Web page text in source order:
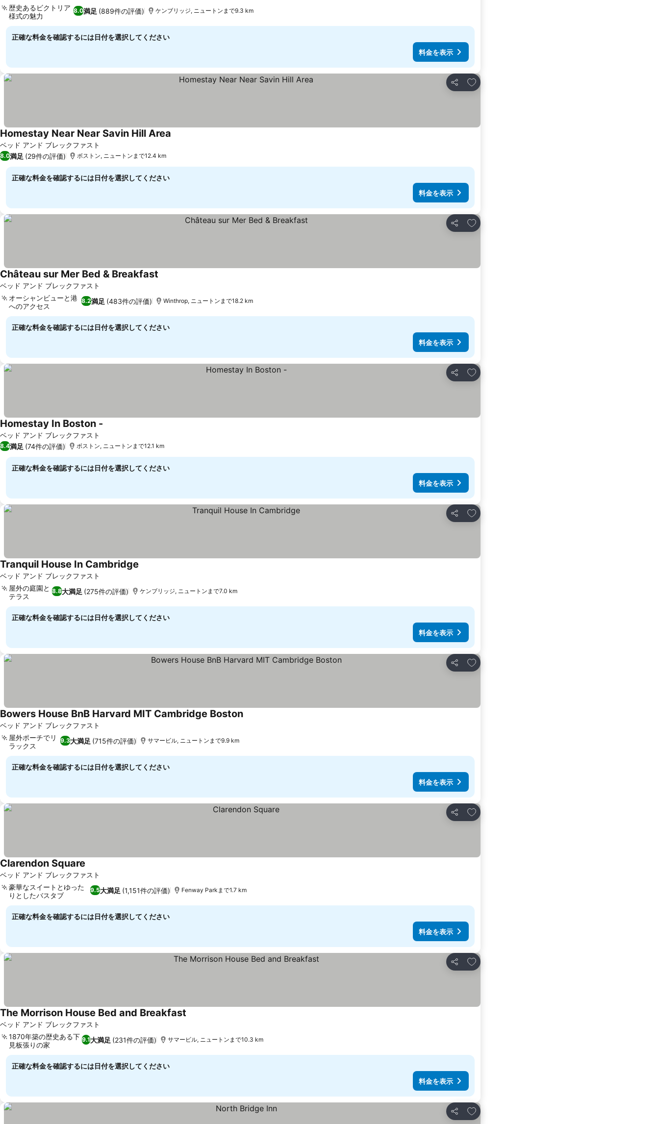
8.0満足 (889件の評価)
歴史あるビクトリア
様式の魅力
ケンブリッジ, ニュートンまで9.3 km
正確な料金を確認するには日付を選択してください
料金を表示
シェア
お気に入りに追加
ベッド アンド ブレックファスト
Homestay Near Near Savin Hill Area
8.0満足 (29件の評価) ボストン, ニュートンまで12.4 km
正確な料金を確認するには日付を選択してください
料金を表示
シェア
お気に入りに追加
ベッド アンド ブレックファスト
Château sur Mer Bed & Breakfast
8.2満足 (483件の評価)
オーシャンビューと港
へのアクセス
Winthrop, ニュートンまで18.2 km
正確な料金を確認するには日付を選択してください
料金を表示
シェア
お気に入りに追加
ベッド アンド ブレックファスト
Homestay In Boston -
8.4満足 (74件の評価) ボストン, ニュートンまで12.1 km
正確な料金を確認するには日付を選択してください
料金を表示
シェア
お気に入りに追加
ベッド アンド ブレックファスト
Tranquil House In Cambridge
8.8大満足 (275件の評価)
屋外の庭園と
テラス
ケンブリッジ, ニュートンまで7.0 km
正確な料金を確認するには日付を選択してください
料金を表示
シェア
お気に入りに追加
ベッド アンド ブレックファスト
Bowers House BnB Harvard MIT Cambridge Boston料金を表示
9.3大満足 (715件の評価)
屋外ポーチでリ
ラックス
サマービル, ニュートンまで9.9 km
正確な料金を確認するには日付を選択してください
料金を表示
シェア
お気に入りに追加
ベッド アンド ブレックファスト
Clarendon Square
9.5大満足 (1,151件の評価)
豪華なスイートとゆった
りとしたバスタブ
Fenway Parkまで1.7 km
正確な料金を確認するには日付を選択してください
料金を表示
シェア
お気に入りに追加
ベッド アンド ブレックファスト
The Morrison House Bed and Breakfast
9.1大満足 (231件の評価)
1870年築の歴史ある下
見板張りの家
サマービル, ニュートンまで10.3 km
正確な料金を確認するには日付を選択してください
料金を表示
シェア
お気に入りに追加